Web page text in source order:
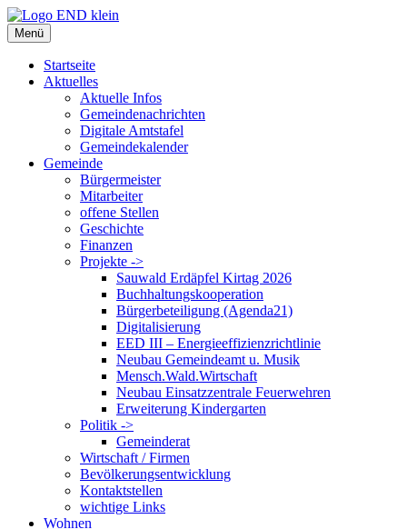
Zum
Inhalt
springen
Menü
Startseite
Aktuelles
Aktuelle Infos
Gemeindenachrichten
Digitale Amtstafel
Gemeindekalender
Gemeinde
Bürgermeister
Mitarbeiter
offene Stellen
Geschichte
Finanzen
Projekte ->
Sauwald Erdäpfel Kirtag 2026
Buchhaltungskooperation
Bürgerbeteiligung (Agenda21)
Digitalisierung
EED III – Energieeffizienzrichtlinie
Neubau Gemeindeamt u. Musik
Mensch.Wald.Wirtschaft
Neubau Einsatzzentrale Feuerwehren
Erweiterung Kindergarten
Politik ->
Gemeinderat
Wirtschaft / Firmen
Bevölkerungsentwicklung
Kontaktstellen
wichtige Links
Wohnen